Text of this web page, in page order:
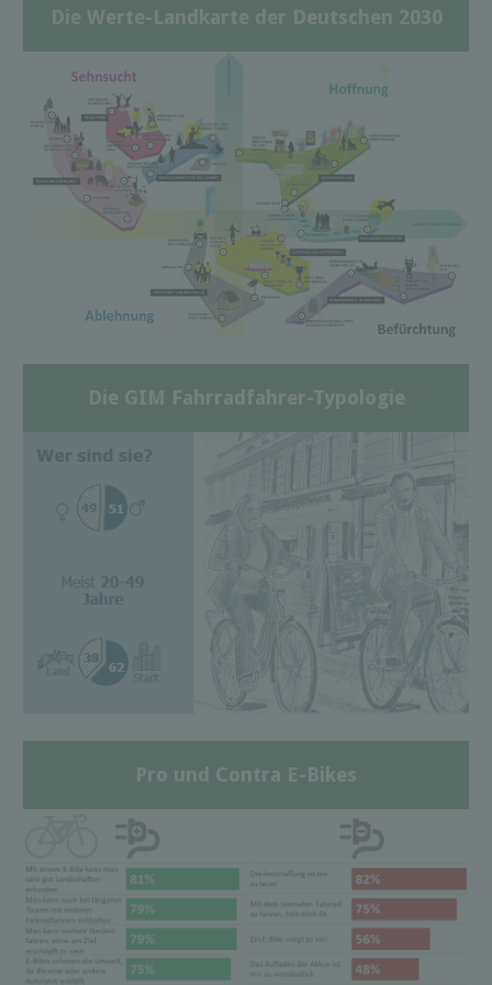
Die Werte-Landkarte der Deutschen 2030
Die GIM Fahrradfahrer-Typologie
Pro und Contra E-Bikes